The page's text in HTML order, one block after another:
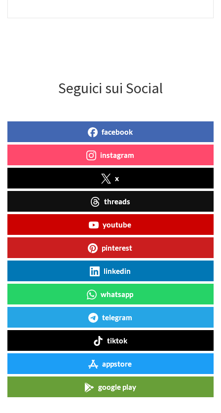
Seguici sui Social
facebook
instagram
x
threads
youtube
pinterest
linkedin
whatsapp
telegram
tiktok
appstore
google play